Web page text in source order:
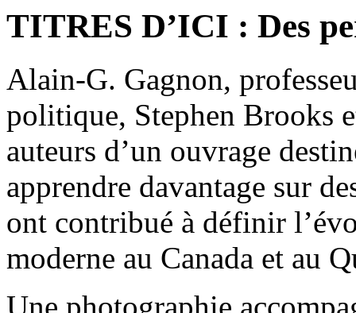
TITRES D’ICI : Des
Alain-G. Gagnon,
politique, Stephen Brooks
auteurs d’un ouvrage
apprendre davantage sur
ont contribué à définir
moderne au Canada et au